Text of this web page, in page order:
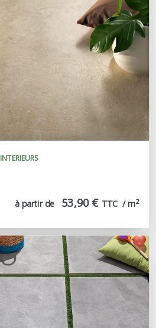
INTERIEURS
à partir de 53,90 € TTC  / m2